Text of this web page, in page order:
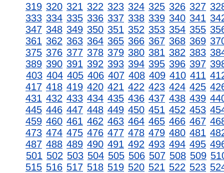
319 320 321 322 323 324 325 326 327
333 334 335 336 337 338 339 340 341
347 348 349 350 351 352 353 354 355
361 362 363 364 365 366 367 368 369
375 376 377 378 379 380 381 382 383
389 390 391 392 393 394 395 396 397
403 404 405 406 407 408 409 410 411
417 418 419 420 421 422 423 424 425
431 432 433 434 435 436 437 438 439
445 446 447 448 449 450 451 452 453
459 460 461 462 463 464 465 466 467
473 474 475 476 477 478 479 480 481
487 488 489 490 491 492 493 494 495
501 502 503 504 505 506 507 508 509
515 516 517 518 519 520 521 522 523